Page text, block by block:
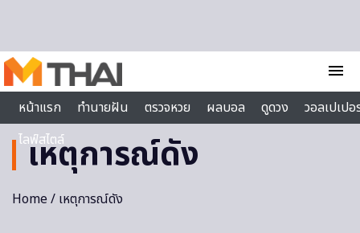
menu
หน้าแรก
ทำนายฝัน ตรวจหวย ผลบอล ดูดวง
วอลเปเป
ไลฟ์สไตล์
เหตุการณ์ดัง
Home/ เหตุการณ์ดัง